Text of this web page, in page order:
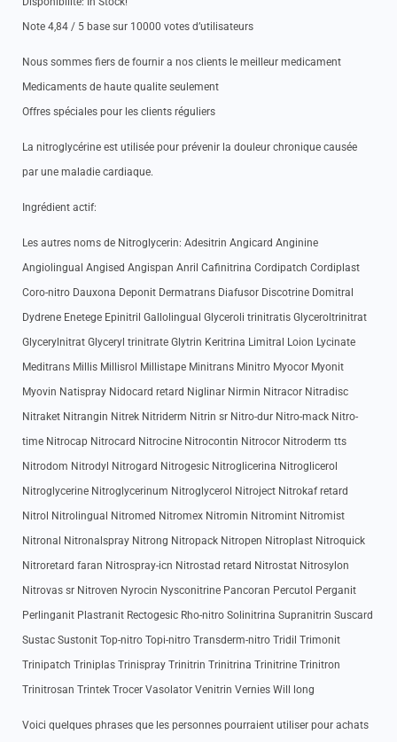
Note 4,84 / 5 base sur 10000 votes d’utilisateurs
Nous sommes fiers de fournir a nos clients le meilleur medicament
Medicaments de haute qualite seulement
Offres spéciales pour les clients réguliers
La nitroglycérine est utilisée pour prévenir la douleur chronique causée
par une maladie cardiaque.
Ingrédient actif:
Les autres noms de Nitroglycerin: Adesitrin Angicard Anginine
Angiolingual Angised Angispan Anril Cafinitrina Cordipatch Cordiplast
Coro-nitro Dauxona Deponit Dermatrans Diafusor Discotrine Domitral
Dydrene Enetege Epinitril Gallolingual Glyceroli trinitratis Glyceroltrinitrat
Glycerylnitrat Glyceryl trinitrate Glytrin Keritrina Limitral Loion Lycinate
Meditrans Millis Millisrol Millistape Minitrans Minitro Myocor Myonit
Myovin Natispray Nidocard retard Niglinar Nirmin Nitracor Nitradisc
Nitraket Nitrangin Nitrek Nitriderm Nitrin sr Nitro-dur Nitro-mack Nitro-
time Nitrocap Nitrocard Nitrocine Nitrocontin Nitrocor Nitroderm tts
Nitrodom Nitrodyl Nitrogard Nitrogesic Nitroglicerina Nitroglicerol
Nitroglycerine Nitroglycerinum Nitroglycerol Nitroject Nitrokaf retard
Nitrol Nitrolingual Nitromed Nitromex Nitromin Nitromint Nitromist
Nitronal Nitronalspray Nitrong Nitropack Nitropen Nitroplast Nitroquick
Nitroretard faran Nitrospray-icn Nitrostad retard Nitrostat Nitrosylon
Nitrovas sr Nitroven Nyrocin Nysconitrine Pancoran Percutol Perganit
Perlinganit Plastranit Rectogesic Rho-nitro Solinitrina Supranitrin Suscard
Sustac Sustonit Top-nitro Topi-nitro Transderm-nitro Tridil Trimonit
Trinipatch Triniplas Trinispray Trinitrin Trinitrina Trinitrine Trinitron
Trinitrosan Trintek Trocer Vasolator Venitrin Vernies Will long
Voici quelques phrases que les personnes pourraient utiliser pour achats